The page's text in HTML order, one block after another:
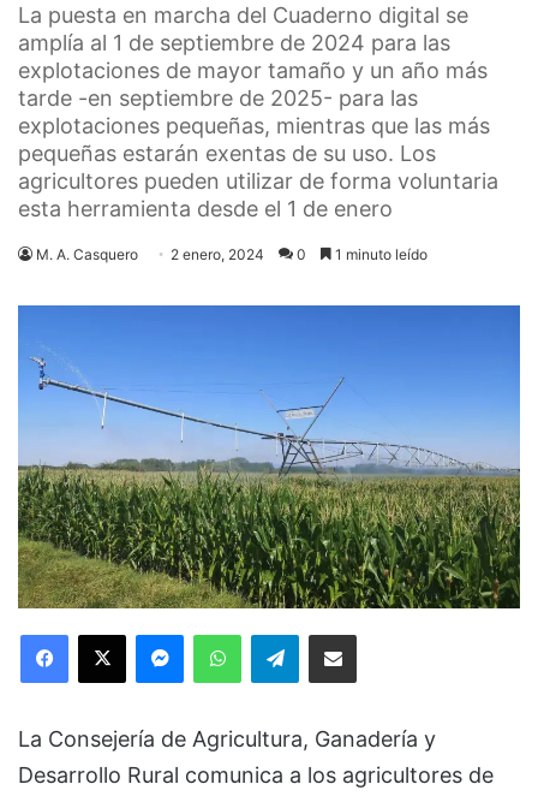
La puesta en marcha del Cuaderno digital se
amplía al 1 de septiembre de 2024 para las
explotaciones de mayor tamaño y un año más
tarde -en septiembre de 2025- para las
explotaciones pequeñas, mientras que las más
pequeñas estarán exentas de su uso. Los
agricultores pueden utilizar de forma voluntaria
esta herramienta desde el 1 de enero
M. A. Casquero 2 enero, 2024 0 1 minuto leído
Facebook
X MessengerWhatsAppTelegramCompartir via Email
La Consejería de Agricultura, Ganadería y
Desarrollo Rural comunica a los agricultores de